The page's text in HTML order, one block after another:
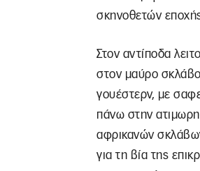
σκηνοθετών
Στον αντίποδα
στον μαύρο
γουέστερν, με
πάνω στην
αφρικανών
για τη βία της